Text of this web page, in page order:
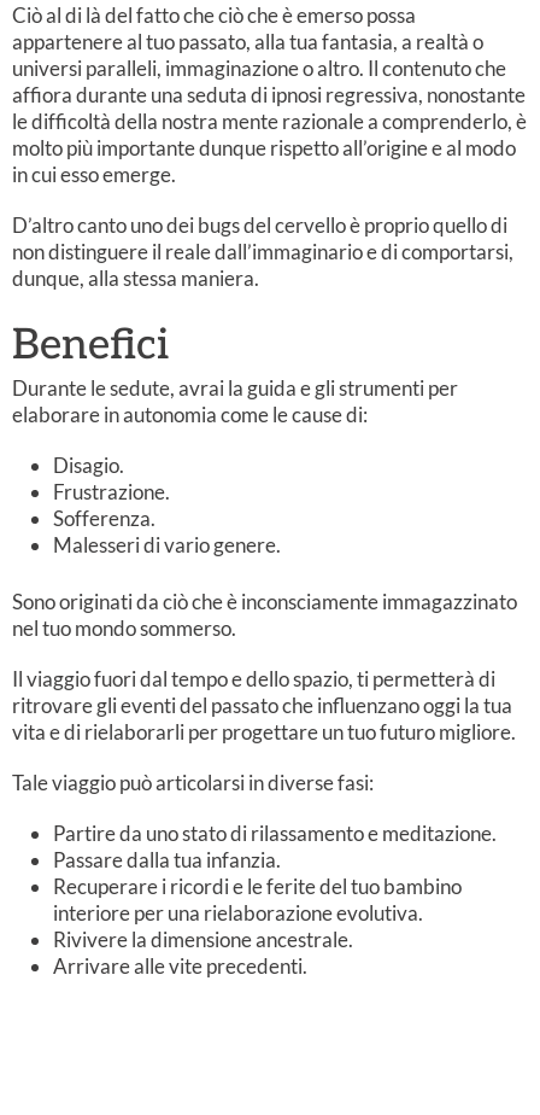
Ciò al di là del fatto che ciò che è emerso possa
appartenere al tuo passato, alla tua fantasia, a realtà o
universi paralleli, immaginazione o altro. Il contenuto che
affiora durante una seduta di ipnosi regressiva, nonostante
le difficoltà della nostra mente razionale a comprenderlo, è
molto più importante dunque rispetto all’origine e al modo
in cui esso emerge.
D’altro canto uno dei bugs del cervello è proprio quello di
non distinguere il reale dall’immaginario e di comportarsi,
dunque, alla stessa maniera.
Benefici
Durante le sedute, avrai la guida e gli strumenti per
elaborare in autonomia come le cause di:
Disagio.
Frustrazione.
Sofferenza.
Malesseri di vario genere.
Sono originati da ciò che è inconsciamente immagazzinato
nel tuo mondo sommerso.
Il viaggio fuori dal tempo e dello spazio, ti permetterà di
ritrovare gli eventi del passato che influenzano oggi la tua
vita e di rielaborarli per progettare un tuo futuro migliore.
Tale viaggio può articolarsi in diverse fasi:
Partire da uno stato di rilassamento e meditazione.
Passare dalla tua infanzia.
Recuperare i ricordi e le ferite del tuo bambino
interiore per una rielaborazione evolutiva.
Rivivere la dimensione ancestrale.
Arrivare alle vite precedenti.